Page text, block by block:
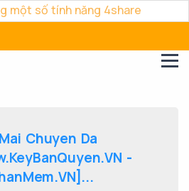
một số tính năng 4share
Chuyen Da
-